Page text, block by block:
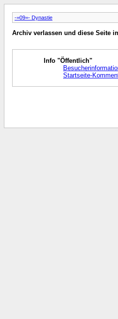
-=09=- Dynastie
Archiv verlassen und diese Seite
Info "Öffentlich"
Startseite-